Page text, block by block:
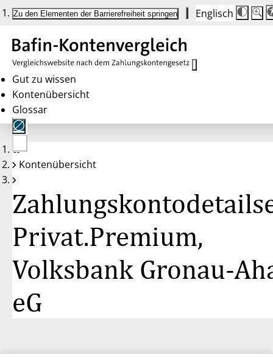
Zu den Elementen der Barrierefreiheit springen Englisch
Die
auf
100
100
Gut zu wissen
Kontenübersicht
Glossar
Keine
Konten
Kontenübersicht
Privat.Premium,
Volksbank Gronau-
eG